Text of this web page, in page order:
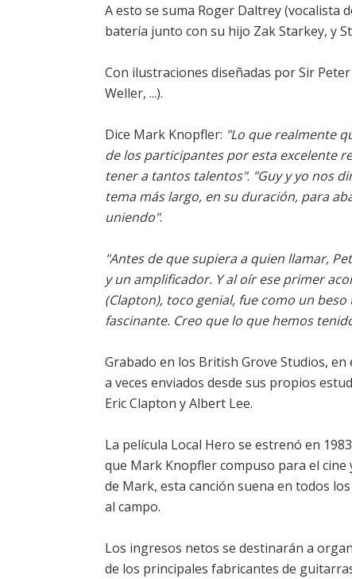
A esto se suma Roger Daltrey (vocalista
batería junto con su hijo Zak Starkey, y
Con ilustraciones diseñadas por Sir
Weller, ...).
Dice Mark Knopfler: "Lo que realmente
de los participantes por esta excelente
tener a tantos talentos". "Guy y yo nos
tema más largo, en su duración, para
uniendo".
"Antes de que supiera a quien llamar,
y un amplificador. Y al oír ese primer
(Clapton), toco genial, fue como un
fascinante. Creo que lo que hemos
Grabado en los British Grove Studios,
a veces enviados desde sus propios
Eric Clapton y Albert Lee.
La película Local Hero se estrenó en
que Mark Knopfler compuso para el cine
de Mark, esta canción suena en todos
al campo.
Los ingresos netos se destinarán a
de los principales fabricantes de